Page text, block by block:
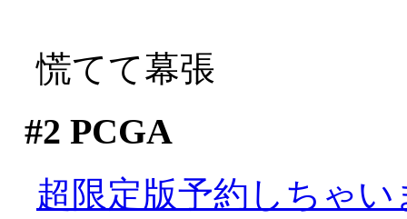
慌てて幕張
#2 PCGA
超限定版予約しちゃ